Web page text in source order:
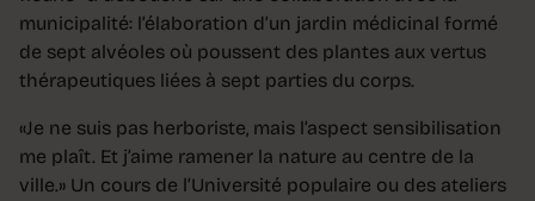
municipalité: l’élaboration d’un jardin médicinal formé
de sept alvéoles où poussent des plantes aux vertus
thérapeutiques liées à sept parties du corps.
«Je ne suis pas herboriste, mais l’aspect sensibilisation
me plaît. Et j’aime ramener la nature au centre de la
ville.» Un cours de l’Université populaire ou des ateliers